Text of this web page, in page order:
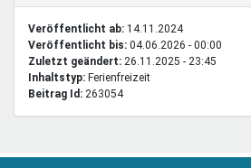
Veröffentlicht ab: 14.11.2024
Veröffentlicht bis: 04.06.2026 - 00:00
Zuletzt geändert: 26.11.2025 - 23:45
Inhaltstyp:
ferienfreizeit
Beitrag Id: 263054